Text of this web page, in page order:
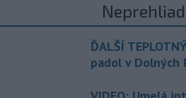
ĎALŠÍ
padol v Dolných